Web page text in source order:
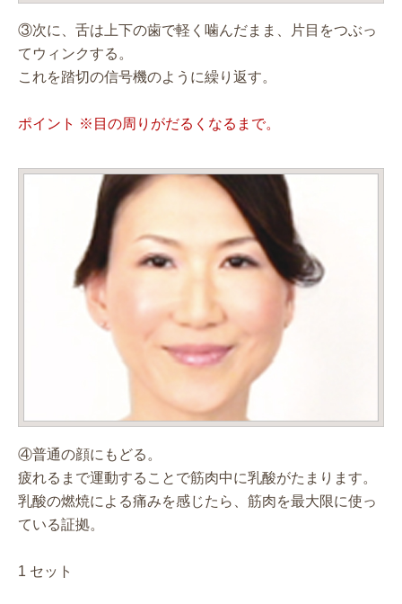
③次に、舌は上下の歯で軽く噛んだまま、片目をつぶっ
てウィンクする。
これを踏切の信号機のように繰り返す。
ポイント ※目の周りがだるくなるまで。
④普通の顔にもどる。
疲れるまで運動することで筋肉中に乳酸がたまります。
乳酸の燃焼による痛みを感じたら、筋肉を最大限に使っ
ている証拠。
1 セット